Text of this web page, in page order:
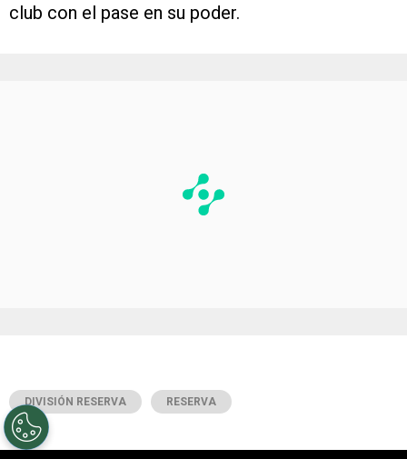
club con el pase en su poder.
DIVISIÓN RESERVA RESERVA